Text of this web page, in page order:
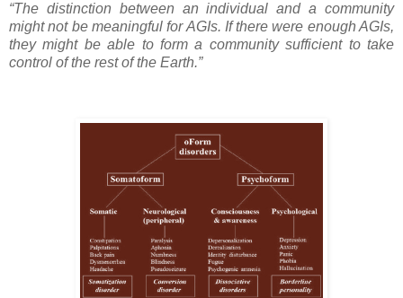
“The distinction between an individual and a community
might not be meaningful for AGIs. If there were enough AGIs,
they might be able to form a community sufficient to take
control of the rest of the Earth.”